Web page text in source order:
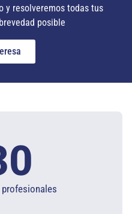
y resolveremos todas tus
posible